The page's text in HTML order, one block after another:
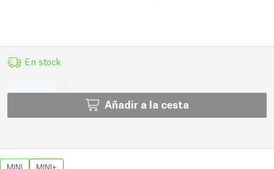
En stock
Añadir a la cesta
MINI MINI+